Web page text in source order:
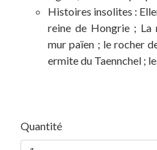
Histoires insolites :
reine de Hongrie ; La
mur païen ; le rocher
ermite du Taennchel ;
Quantité